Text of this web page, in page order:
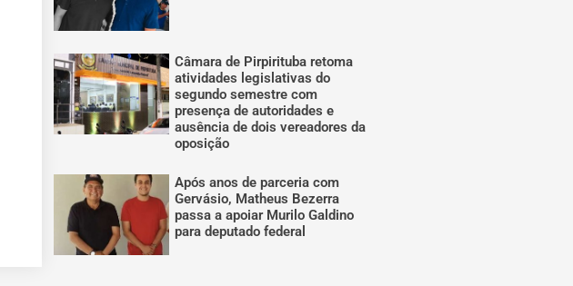
Câmara de Pirpirituba retoma
atividades legislativas do
segundo semestre com
presença de autoridades e
ausência de dois vereadores da
oposição
Após anos de parceria com
Gervásio, Matheus Bezerra
passa a apoiar Murilo Galdino
para deputado federal